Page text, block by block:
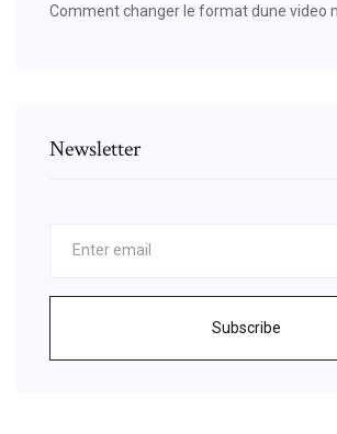
Comment changer le format dune video
Newsletter
Subscribe